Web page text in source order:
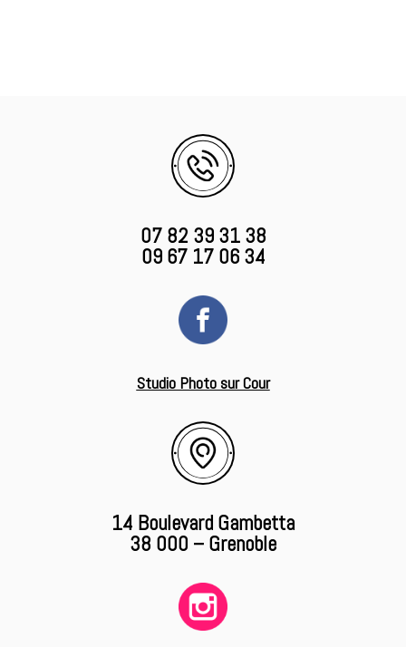
07 82 39 31 38
09 67 17 06 34
Studio Photo sur Cour
14 Boulevard Gambetta
38 000 – Grenoble